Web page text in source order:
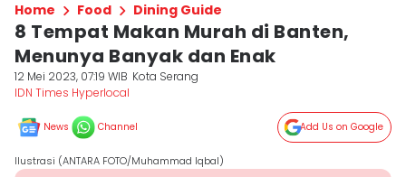
Home Food Dining Guide
8 Tempat Makan Murah di Banten,
Menunya Banyak dan Enak
12 Mei 2023, 07:19 WIB Kota Serang
IDN Times Hyperlocal
News Channel Add Us on Google
Ilustrasi (ANTARA FOTO/Muhammad Iqbal)